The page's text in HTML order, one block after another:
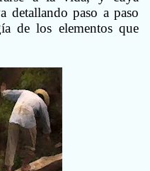
detallando paso a paso
de los elementos que